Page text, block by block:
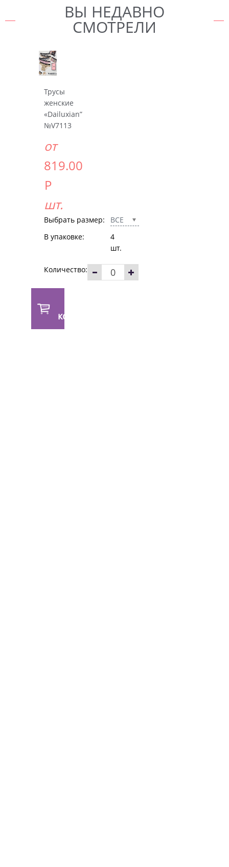
ВЫ НЕДАВНО
СМОТРЕЛИ
Трусы
женские
«Dailuxian”
№V7113
от
819.00
Р
шт.
Выбрать размер:
ВСЕ
В упаковке:
4
шт.
Количество:
корзину